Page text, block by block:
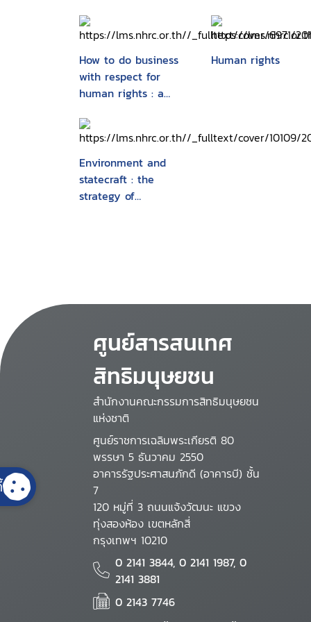
How to do business
with respect for
human rights : a
companies
Human rights
Environment and
statecraft : the
strategy of
ศูนย์สารสนเทศ
สิทธิมนุษยชน
สำนักงานคณะกรรมการสิทธิมนุษยชน
แห่งชาติ
ศูนย์ราชการเฉลิมพระเกียรติ 80
พรรษา 5 ธันวาคม 2550
อาคารรัฐประศาสนภักดี (อาคารบี) ชั้น
7
120 หมู่ที่ 3 ถนนแจ้งวัฒนะ แขวง
ทุ่งสองห้อง เขตหลักสี่
กรุงเทพฯ 10210
0 2141 3844, 0 2141 1987, 0
2141 3881
0 2143 7746